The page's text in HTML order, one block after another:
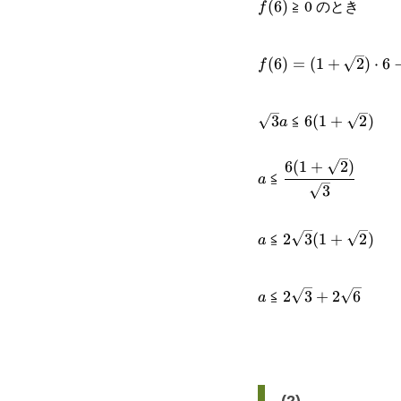
f(6)
f(6) ≧ 0 のとき
f(6)=
\sqrt{3}a
f(6) = (1 + 2) ⋅ 6
\sqrt{3}a
3a ≦ 6(1+\sqrt{2})
6(1 + 2)
a ≦
{\sqrt{3}}
3
6(1 + 2)
a ≦
2\sqrt{3}
2 3(1 + 2)
a ≦ 2 3 + 2 6